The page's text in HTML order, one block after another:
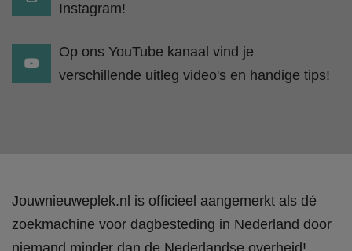
Instagram!
Op ons YouTube kanaal vind je
verschillende uitleg video's en handige tips!
Jouwnieuweplek.nl is officieel aangemerkt als dé
zoekmachine voor dagbesteding in Nederland door
niemand minder dan de Nederlandse overheid!